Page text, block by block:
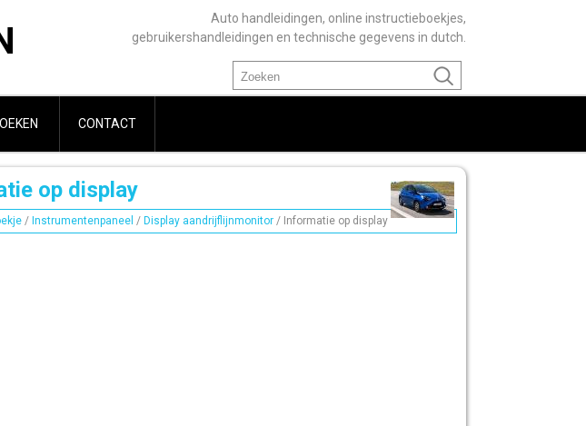
Auto handleidingen, online instructieboekjes,
gebruikershandleidingen en technische gegevens in dutch.
CONTACT
op display
/ Instrumentenpaneel / Display aandrijflijnmonitor / Informatie op display